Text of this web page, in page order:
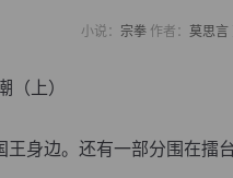
小说： 宗拳作者： 莫思言
上）
身边。还有一部分围在擂